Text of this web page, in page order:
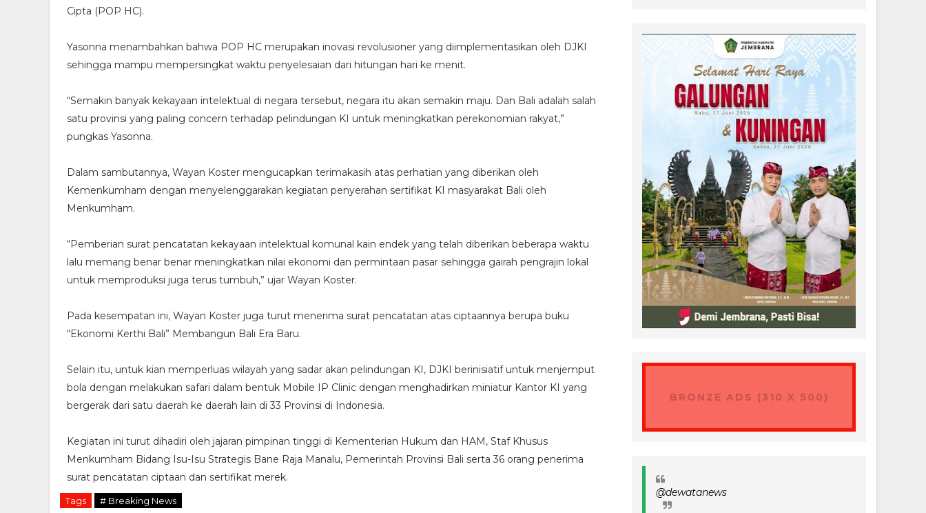
Cipta (POP HC).
Yasonna menambahkan bahwa POP HC merupakan inovasi revolusioner yang diimplementasikan oleh DJKI
sehingga mampu mempersingkat waktu penyelesaian dari hitungan hari ke menit.
“Semakin banyak kekayaan intelektual di negara tersebut, negara itu akan semakin maju. Dan Bali adalah salah
satu provinsi yang paling concern terhadap pelindungan KI untuk meningkatkan perekonomian rakyat,”
pungkas Yasonna.
Dalam sambutannya, Wayan Koster mengucapkan terimakasih atas perhatian yang diberikan oleh
Kemenkumham dengan menyelenggarakan kegiatan penyerahan sertifikat KI masyarakat Bali oleh
Menkumham.
“Pemberian surat pencatatan kekayaan intelektual komunal kain endek yang telah diberikan beberapa waktu
lalu memang benar benar meningkatkan nilai ekonomi dan permintaan pasar sehingga gairah pengrajin lokal
untuk memproduksi juga terus tumbuh,” ujar Wayan Koster.
Pada kesempatan ini, Wayan Koster juga turut menerima surat pencatatan atas ciptaannya berupa buku
“Ekonomi Kerthi Bali” Membangun Bali Era Baru.
Selain itu, untuk kian memperluas wilayah yang sadar akan pelindungan KI, DJKI berinisiatif untuk menjemput
bola dengan melakukan safari dalam bentuk Mobile IP Clinic dengan menghadirkan miniatur Kantor KI yang
bergerak dari satu daerah ke daerah lain di 33 Provinsi di Indonesia.
Kegiatan ini turut dihadiri oleh jajaran pimpinan tinggi di Kementerian Hukum dan HAM, Staf Khusus
Menkumham Bidang Isu-Isu Strategis Bane Raja Manalu, Pemerintah Provinsi Bali serta 36 orang penerima
surat pencatatan ciptaan dan sertifikat merek.
Tags # Breaking News
BRONZE ADS (310 X 500)
@dewatanews